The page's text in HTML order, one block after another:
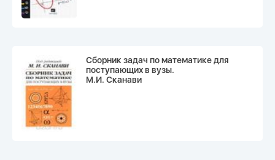
Сборник задач по математике для
поступающих в вузы.
М.И. Сканави